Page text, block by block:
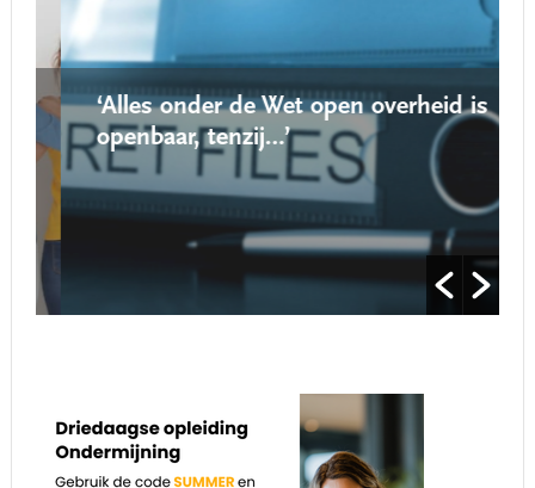
‘Alles onder de Wet open overheid is
openbaar, tenzij…’